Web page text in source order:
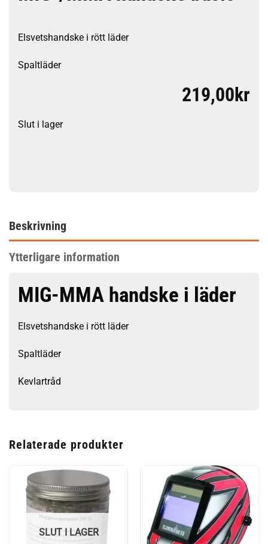
Elsvetshandske i rött läder
Spaltläder
219,00kr
Slut i lager
Beskrivning
Ytterligare information
MIG-MMA handske i läder
Elsvetshandske i rött läder
Spaltläder
Kevlartråd
Relaterade produkter
SLUT I LAGER